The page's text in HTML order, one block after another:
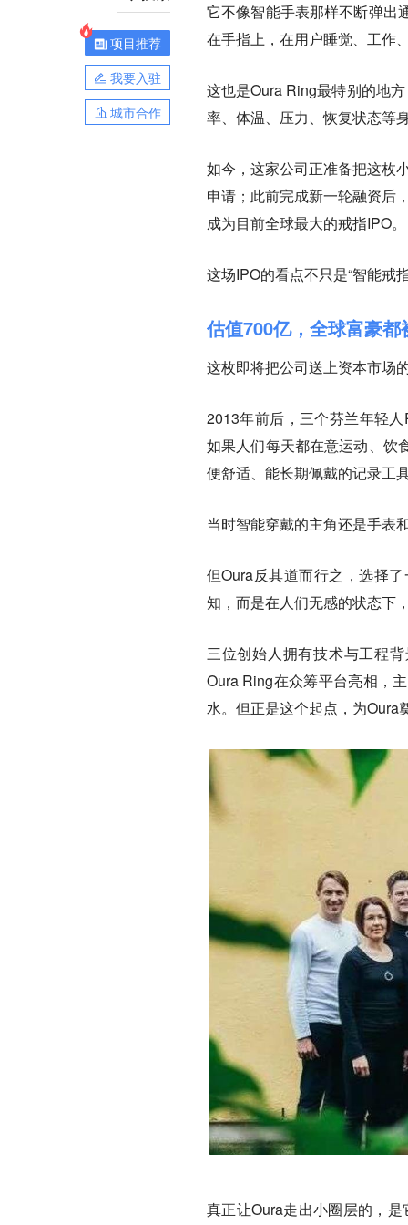
项目推荐
我要入驻
城市合作
它不像智能手表那样不断弹出
在手指上，在用户睡觉、工作
这也是Oura Ring最特别的地
率、体温、压力、恢复状态等
如今，这家公司正准备把这枚
申请；此前完成新一轮融资后
成为目前全球最大的戒指IPO。
这场IPO的看点不只是“智能戒
估值700亿，全球富豪都
这枚即将把公司送上资本市场
2013年前后，三个芬兰年轻
如果人们每天都在意运动、饮
便舒适、能长期佩戴的记录工
当时智能穿戴的主角还是手表
但Oura反其道而行之，选择
知，而是在人们无感的状态下
三位创始人拥有技术与工程
Oura Ring在众筹平台亮相，
水。但正是这个起点，为Oura
真正让Oura走出小圈层的，